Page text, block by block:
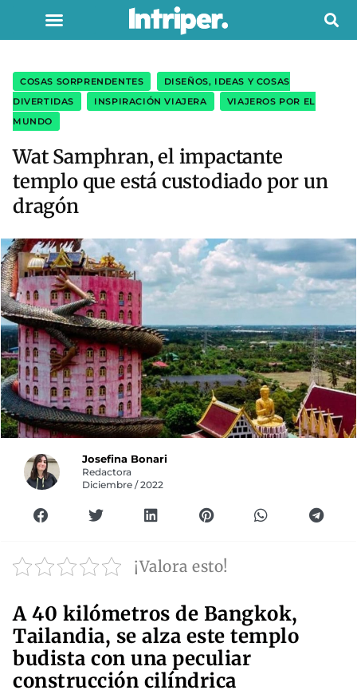
COSAS SORPRENDENTES
DISEÑOS, IDEAS Y COSAS
DIVERTIDAS
INSPIRACIÓN VIAJERA
VIAJEROS POR EL
MUNDO
Wat Samphran, el impactante
templo que está custodiado por un
dragón
Josefina Bonari
Redactora
Diciembre / 2022
¡Valora esto!
A 40 kilómetros de Bangkok,
Tailandia, se alza este templo
budista con una peculiar
construcción cilíndrica